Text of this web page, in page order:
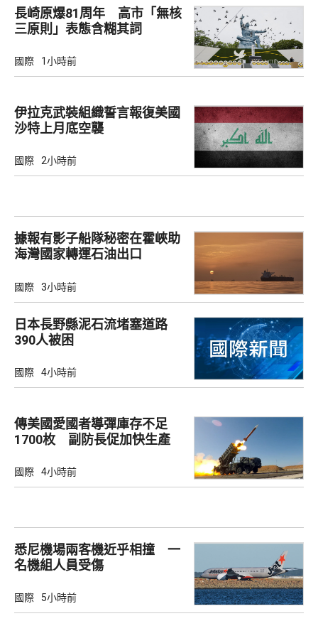
長崎原爆81周年 高市「無核
三原則」表態含糊其詞
國際 1小時前
伊拉克武裝組織誓言報復美國
沙特上月底空襲
國際 2小時前
據報有影子船隊秘密在霍峽助
海灣國家轉運石油出口
國際 3小時前
日本長野縣泥石流堵塞道路
390人被困
國際 4小時前
傳美國愛國者導彈庫存不足
1700枚 副防長促加快生產
國際 4小時前
悉尼機場兩客機近乎相撞 一
名機組人員受傷
國際 5小時前